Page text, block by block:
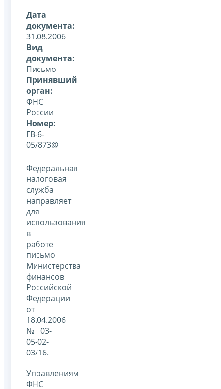
Дата
документа:
31.08.2006
Вид
документа:
Письмо
Принявший
орган:
ФНС
России
Номер:
ГВ-6-
05/873@
Федеральная
налоговая
служба
направляет
для
использования
в
работе
письмо
Министерства
финансов
Российской
Федерации
от
18.04.2006
№ 03-
05-02-
03/16.
Управлениям
ФНС